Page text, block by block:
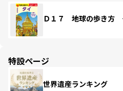
Ｄ１７ 地球の歩き方
特設ページ
世界遺産ランキング